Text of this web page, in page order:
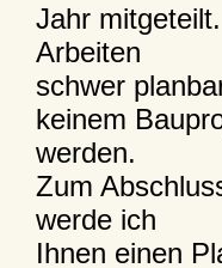
Jahr
Arbeiten
schwer
keinem
werden.
Zum
werde ich
Ihnen einen